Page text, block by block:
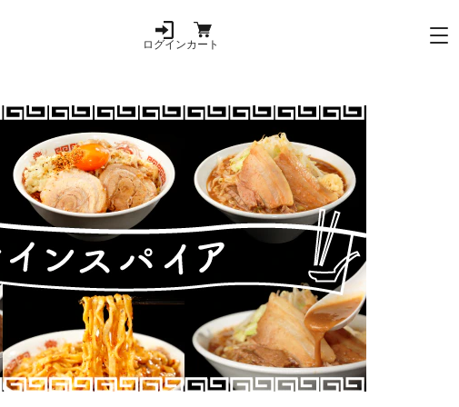
ログインカート